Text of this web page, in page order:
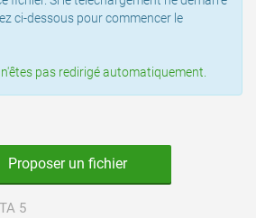
ci-dessous pour commencer le
pas redirigé automatiquement.
Proposer un fichier
5